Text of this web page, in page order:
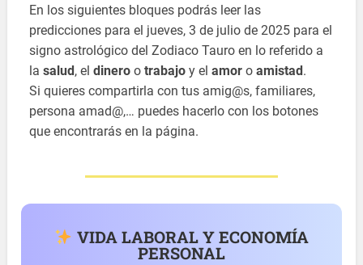
En los siguientes bloques podrás leer las
predicciones para el jueves, 3 de julio de 2025 para el
signo astrológico del Zodiaco Tauro en lo referido a
lasalud , eldinero otrabajo y elamor oamistad .
Si quieres compartirla con tus amig@s, familiares,
persona amad@,… puedes hacerlo con los botones
que encontrarás en la página.
VIDA LABORAL Y ECONOMÍA
PERSONAL